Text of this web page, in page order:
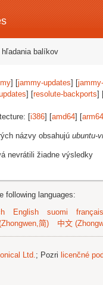
balíkov
] [jammy-updates] [
] [resolute-backports]
[i386] [amd64] [arm64
názvy obsahujú ubuntu-
nevrátili žiadne výsledky
following languages:
English suomi français
简) 中文
Ltd.; Pozri licenčné